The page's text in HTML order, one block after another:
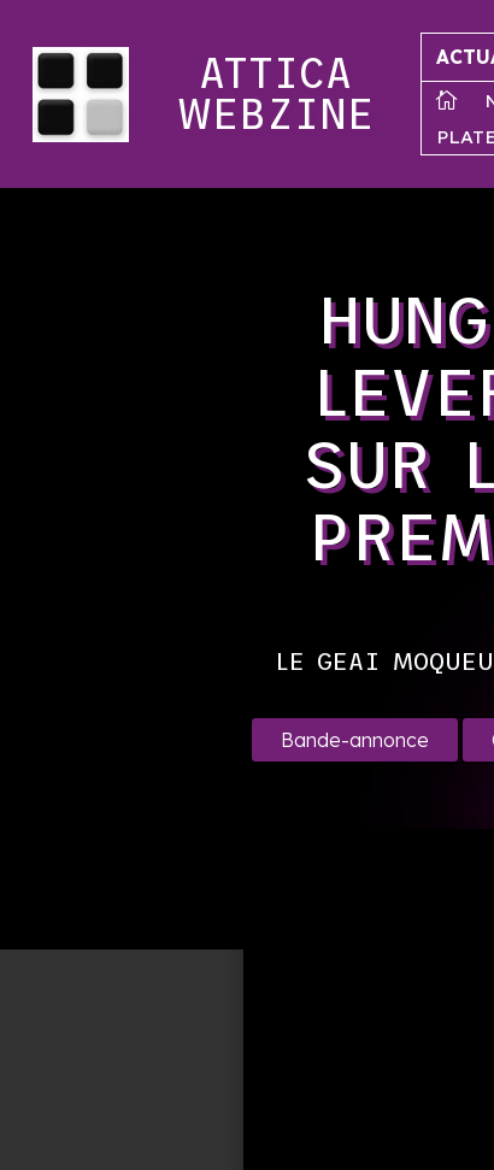
ATTICA
WEBZINE

SUR
LE GEAI
Bande-annonce